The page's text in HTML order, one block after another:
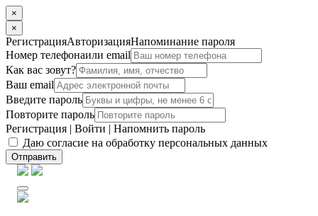
×
×
РегистрацияАвторизацияНапоминание пароля
Номер телефонаили email
Как вас зовут?
Ваш email
Введите пароль
Повторите пароль
Регистрация | Войти | Напомнить пароль
Даю согласие на обработку персональных данных
Отправить